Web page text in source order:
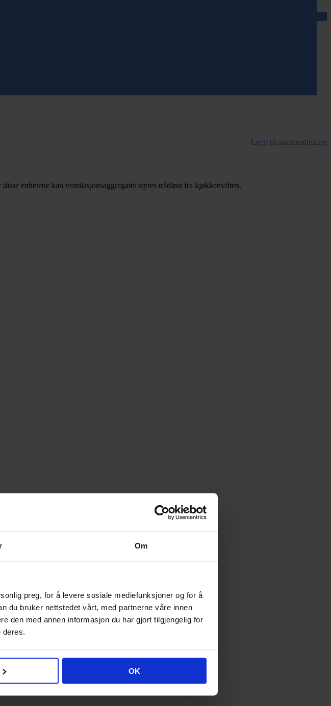
Om
preg, for å levere sosiale mediefunksjoner og for å
du bruker nettstedet vårt, med partnerne våre innen
den med annen informasjon du har gjort tilgjengelig for
deres.
OK
Legg til sammenligning
enhetene kan ventilasjonsaggregatet styres trådløst fra kjøkkenviften.